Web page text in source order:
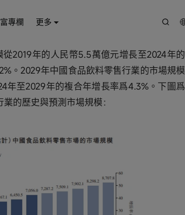
專欄 更多
2019年的人民幣5.5萬億元增長至2024年的
。2029年中國食品飲料零售行業的市場規模
年至2029年的複合年增長率爲4.3%。下圖爲
的歷史與預測市場規模：